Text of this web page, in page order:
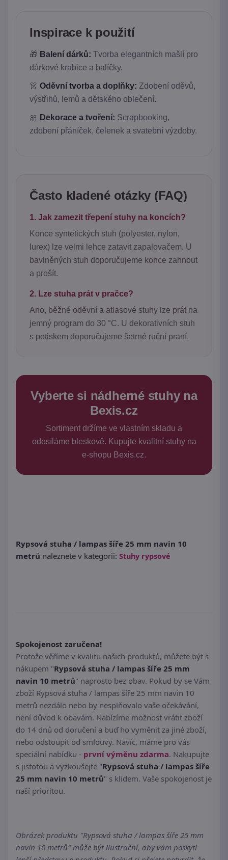
Inspirace k použití
🎁 Balení dárků: Tvorba elegantních mašlí pro
dárkové krabice a balíčky.
👗 Oděvní tvorba a doplňky: Zdobení oděvů,
výstřihů, lemů a dětského oblečení.
🎀 Dekorace a tvoření: Scrapbooking,
zdobení přáníček, čelenek a svatební výzdoby.
Často kladené otázky (FAQ)
1. Jak zamezit třepení stuhy na koncích?
Konce syntetických stuh (polyester, nylon,
lurex) lze velmi lehce zatavit zapalovačem. U
bavlněných stuh doporučujeme konce zahnout
a prošít.
2. Lze stuha prát v pračce?
Ano, běžné oděvní a atlasové stuhy lze prát na
jemný program do 30 °C. U dekorativních stuh
s potiskem doporučujeme šetrné ruční praní.
Vyberte si nádherné stuhy na
Bexis.cz
Sortiment držíme ve vlastním skladu a
odesíláme bleskově. Kupujte kvalitní stuhy na
e-shopu Bexis.cz.
Rypsová stuha / lampas šíře 25 mm navin 10
metrů naleznete v kategorii: Stuhy rypsové
Spokojenost zaručena!
Protože věříme v kvalitu našich produktů, můžete být s
nákupem "Rypsová stuha / lampas šíře 25 mm
navin 10 metrů" naprosto bez obav. Pokud by se Vám
zboží Rypsová stuha / lampas šíře 25 mm navin 10
metrů nezdálo nebo by nesplňovalo vaše očekávání,
není důvod k obavám. Nabízíme možnost vrátit zboží
do 14 dnů od doručení a buď ho vyměnit za jiné zboží,
nebo odstoupit od smlouvy. Navíc, máme pro vás
speciální nabídku - první výměnu zdarma. Nakupujte
s jistotou a vyzkoušejte "Rypsová stuha / lampas šíře
25 mm navin 10 metrů" s klidem. Vaše spokojenost je
naší prioritou.
Obrázek produktu "Rypsová stuha / lampas šíře 25 mm
navin 10 metrů" může být ilustrační, aby vám poskytl